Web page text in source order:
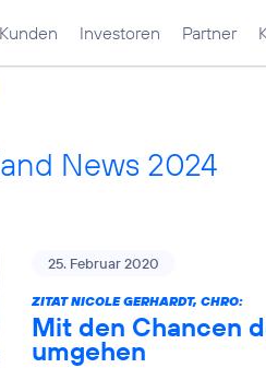
Kunden Investoren Partner
News 2024
25. Februar 2020
ZITAT NICOLE GERHARDT, CHRO:
Mit den Chancen
umgehen